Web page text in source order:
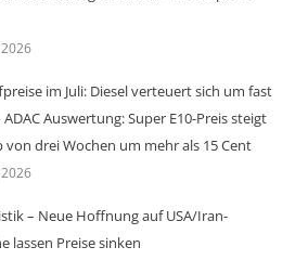
im Juli: Diesel verteuert sich um fast
ADAC Auswertung: Super E10-Preis steigt
von drei Wochen um mehr als 15 Cent
– Neue Hoffnung auf USA/Iran-
lassen Preise sinken